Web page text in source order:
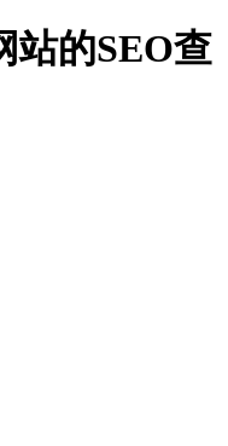
站的SEO查